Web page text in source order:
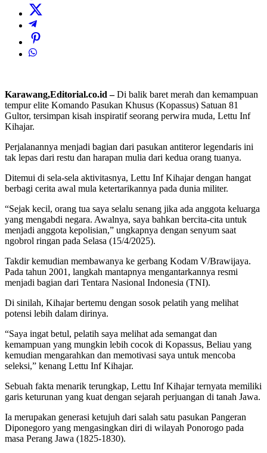
Karawang,Editorial.co.id –Di balik baret merah dan kemampuan
tempur elite Komando Pasukan Khusus (Kopassus) Satuan 81
Gultor, tersimpan kisah inspiratif seorang perwira muda, Lettu Inf
Kihajar.
Perjalanannya menjadi bagian dari pasukan antiteror legendaris ini
tak lepas dari restu dan harapan mulia dari kedua orang tuanya.
Ditemui di sela-sela aktivitasnya, Lettu Inf Kihajar dengan hangat
berbagi cerita awal mula ketertarikannya pada dunia militer.
“Sejak kecil, orang tua saya selalu senang jika ada anggota keluarga
yang mengabdi negara. Awalnya, saya bahkan bercita-cita untuk
menjadi anggota kepolisian,” ungkapnya dengan senyum saat
ngobrol ringan pada Selasa (15/4/2025).
Takdir kemudian membawanya ke gerbang Kodam V/Brawijaya.
Pada tahun 2001, langkah mantapnya mengantarkannya resmi
menjadi bagian dari Tentara Nasional Indonesia (TNI).
Di sinilah, Kihajar bertemu dengan sosok pelatih yang melihat
potensi lebih dalam dirinya.
“Saya ingat betul, pelatih saya melihat ada semangat dan
kemampuan yang mungkin lebih cocok di Kopassus, Beliau yang
kemudian mengarahkan dan memotivasi saya untuk mencoba
seleksi,” kenang Lettu Inf Kihajar.
Sebuah fakta menarik terungkap, Lettu Inf Kihajar ternyata memiliki
garis keturunan yang kuat dengan sejarah perjuangan di tanah Jawa.
Ia merupakan generasi ketujuh dari salah satu pasukan Pangeran
Diponegoro yang mengasingkan diri di wilayah Ponorogo pada
masa Perang Jawa (1825-1830).